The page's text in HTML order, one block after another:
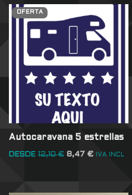
OFERTA
Autocaravana 5 estrellas
DESDE 12,10€ 8,47 € IVA INCL